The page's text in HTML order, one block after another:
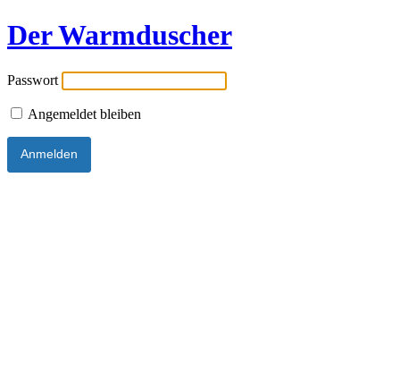
Der Warmduscher
Passwort
Angemeldet bleiben